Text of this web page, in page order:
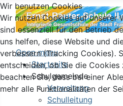
Open menu
Startseite
Schulgemeinde
Verwaltung
Schulleitung
Wir benutzen Cookies
Wir nutzen Cookies auf unserer
sind essenziell für den Betrieb
uns helfen, diese Website und
verbessern (Tracking Cookies).
entscheiden, ob Sie die
beachten Sie, dass bei einer
mehr alle Funktionalitäten der